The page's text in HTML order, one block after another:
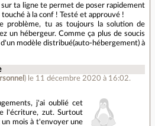
ta ligne te permet de poser rapidement
à la conf ! Testé et approuvé !
problème, tu as toujours la solution de
un hébergeur. Comme ça plus de soucis
modèle distribué(auto-hébergement) à
) le 11 décembre 2020 à 16:02.
j'ai oublié cet
l'écriture, zut. Surtout
mois à t'envoyer une